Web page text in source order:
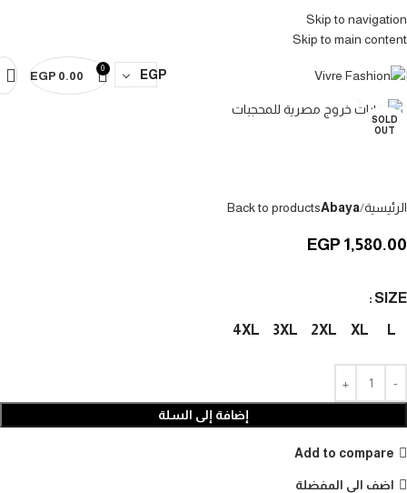
Skip to navigation
Skip to main content
Abaya VivreAbaya Vivre
Abaya VivreAbaya Vivre
EGP
0
EGP 0.00
SOLD
OUT
الرئيسية Abaya
Back to products
EGP 1,580.00
SIZE
L
XL
2XL
3XL
4XL
إضافة إلى السلة
Add to compare
اضف الى المفضلة